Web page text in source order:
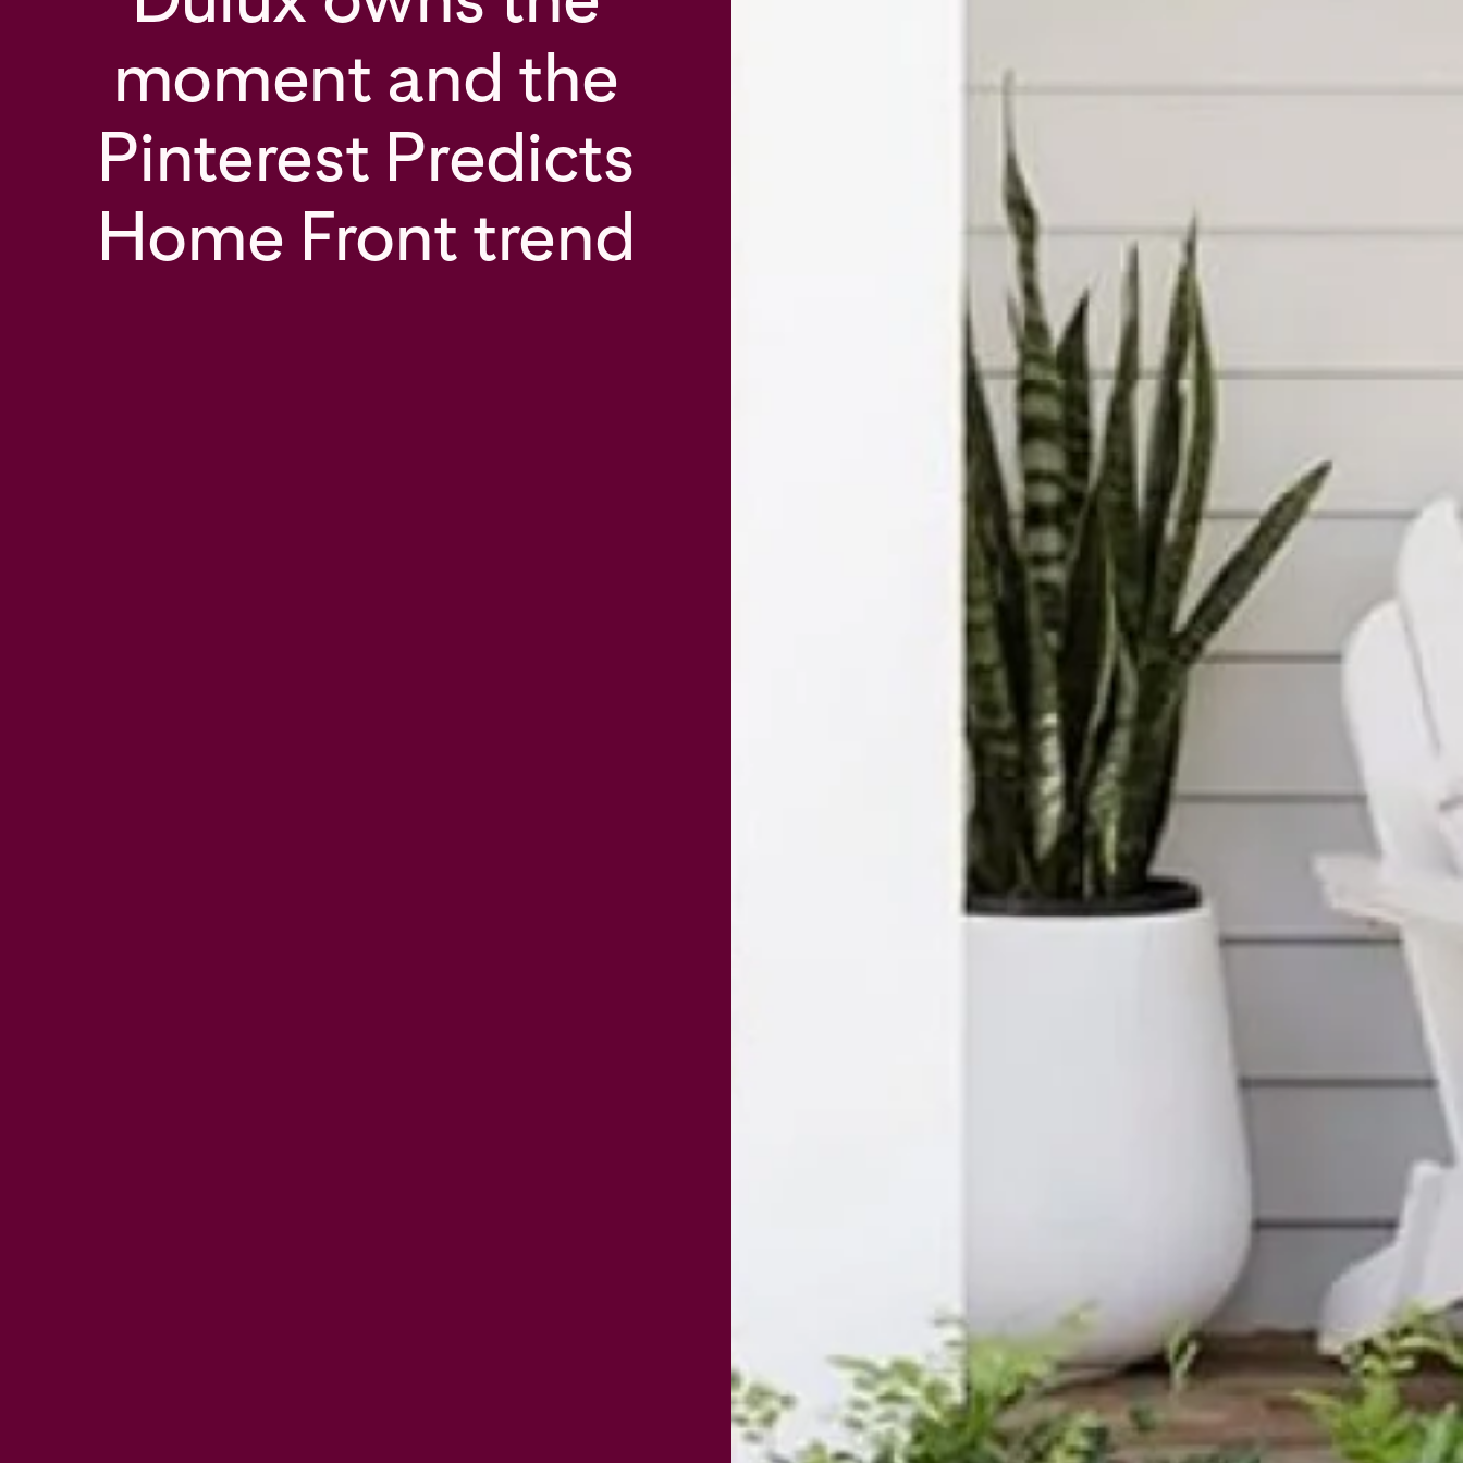
moment and the
Pinterest Predicts
Home Front trend